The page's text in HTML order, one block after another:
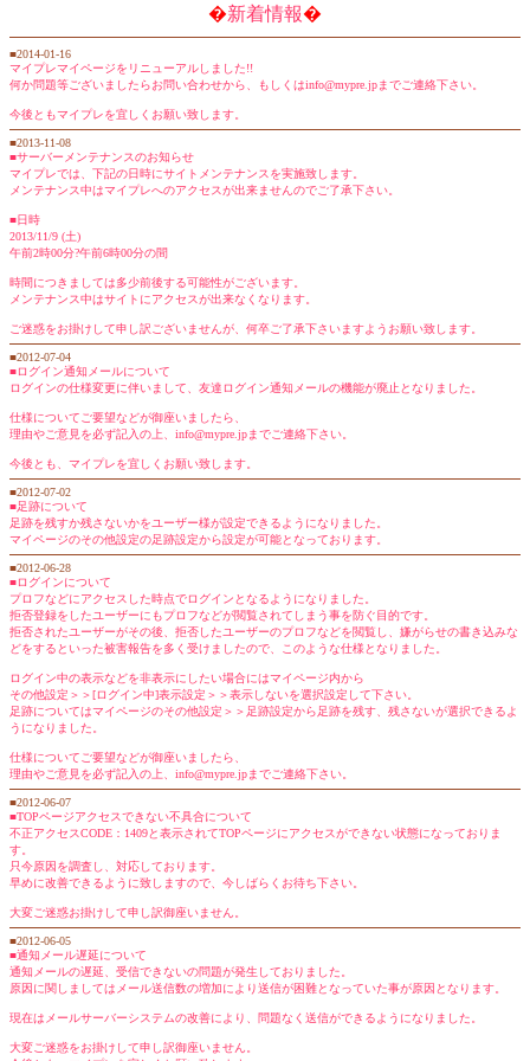
�新着情報�
■2014-01-16
マイプレマイページをリニューアルしました!!
何か問題等ございましたらお問い合わせから、もしくはinfo@mypre.jpまでご連絡下さい。
今後ともマイプレを宜しくお願い致します。
■2013-11-08
■サーバーメンテナンスのお知らせ
マイプレでは、下記の日時にサイトメンテナンスを実施致します。
メンテナンス中はマイプレへのアクセスが出来ませんのでご了承下さい。
■日時
2013/11/9 (土)
午前2時00分?午前6時00分の間
時間につきましては多少前後する可能性がございます。
メンテナンス中はサイトにアクセスが出来なくなります。
ご迷惑をお掛けして申し訳ございませんが、何卒ご了承下さいますようお願い致します。
■2012-07-04
■ログイン通知メールについて
ログインの仕様変更に伴いまして、友達ログイン通知メールの機能が廃止となりました。
仕様についてご要望などが御座いましたら、
理由やご意見を必ず記入の上、info@mypre.jpまでご連絡下さい。
今後とも、マイプレを宜しくお願い致します。
■2012-07-02
■足跡について
足跡を残すか残さないかをユーザー様が設定できるようになりました。
マイページのその他設定の足跡設定から設定が可能となっております。
■2012-06-28
■ログインについて
プロフなどにアクセスした時点でログインとなるようになりました。
拒否登録をしたユーザーにもプロフなどが閲覧されてしまう事を防ぐ目的です。
拒否されたユーザーがその後、拒否したユーザーのプロフなどを閲覧し、嫌がらせの書き込みな
どをするといった被害報告を多く受けましたので、このような仕様となりました。
ログイン中の表示などを非表示にしたい場合にはマイページ内から
その他設定＞＞[ログイン中]表示設定＞＞表示しないを選択設定して下さい。
足跡についてはマイページのその他設定＞＞足跡設定から足跡を残す、残さないが選択できるよ
うになりました。
仕様についてご要望などが御座いましたら、
理由やご意見を必ず記入の上、info@mypre.jpまでご連絡下さい。
■2012-06-07
■TOPページアクセスできない不具合について
不正アクセスCODE：1409と表示されてTOPページにアクセスができない状態になっておりま
す。
只今原因を調査し、対応しております。
早めに改善できるように致しますので、今しばらくお待ち下さい。
大変ご迷惑お掛けして申し訳御座いません。
■2012-06-05
■通知メール遅延について
通知メールの遅延、受信できないの問題が発生しておりました。
原因に関しましてはメール送信数の増加により送信が困難となっていた事が原因となります。
現在はメールサーバーシステムの改善により、問題なく送信ができるようになりました。
大変ご迷惑をお掛けして申し訳御座いません。